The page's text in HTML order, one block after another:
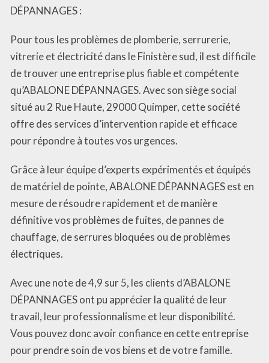
DÉPANNAGES :
Pour tous les problèmes de plomberie, serrurerie,
vitrerie et électricité dans le Finistère sud, il est difficile
de trouver une entreprise plus fiable et compétente
qu’ABALONE DÉPANNAGES. Avec son siège social
situé au 2 Rue Haute, 29000 Quimper, cette société
offre des services d’intervention rapide et efficace
pour répondre à toutes vos urgences.
Grâce à leur équipe d’experts expérimentés et équipés
de matériel de pointe, ABALONE DÉPANNAGES est en
mesure de résoudre rapidement et de manière
définitive vos problèmes de fuites, de pannes de
chauffage, de serrures bloquées ou de problèmes
électriques.
Avec une note de 4,9 sur 5, les clients d’ABALONE
DÉPANNAGES ont pu apprécier la qualité de leur
travail, leur professionnalisme et leur disponibilité.
Vous pouvez donc avoir confiance en cette entreprise
pour prendre soin de vos biens et de votre famille.